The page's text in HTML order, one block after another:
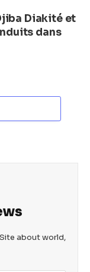
Diakité et
dans
about world,